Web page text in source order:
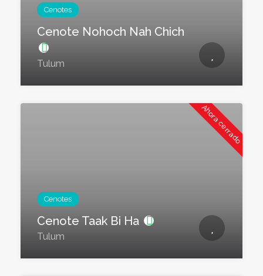
Cenotes
Cenote Nohoch Nah Chich
Tulum
Ahora cerrado
Cenotes
Cenote Taak Bi Ha
Tulum